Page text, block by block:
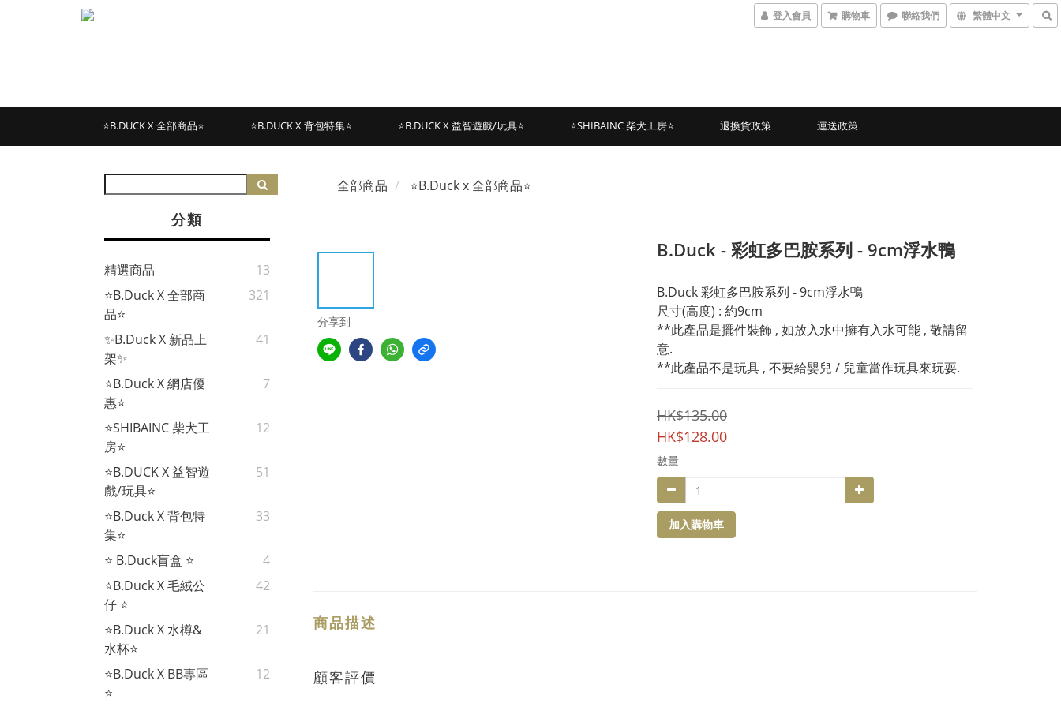
登入會員 購物車 聯絡我們 繁體中文
⭐B.DUCK X 全部商品⭐ ⭐B.DUCK X 背包特集⭐ ⭐B.DUCK X 益智遊戲/玩具⭐ ⭐SHIBAINC 柴犬工房⭐ 退換貨政策 運送政策
分類
精選商品
13
⭐B.Duck X 全部商
品⭐
321
✨B.Duck X 新品上
架✨
41
⭐B.Duck X 網店優
惠⭐
7
⭐SHIBAINC 柴犬工
房⭐
12
⭐B.DUCK X 益智遊
戲/玩具⭐
51
⭐B.Duck X 背包特
集⭐
33
⭐ B.Duck盲盒 ⭐
4
⭐B.Duck X 毛絨公
仔 ⭐
42
⭐B.Duck X 水樽&
水杯⭐
21
⭐B.Duck X BB專區
⭐
12
全部商品 ⭐B.Duck x 全部商品⭐
分享到
B.Duck - 彩虹多巴胺系列 - 9cm浮水鴨
B.Duck 彩虹多巴胺系列 - 9cm浮水鴨
尺寸(高度) : 約9cm
**此產品是擺件裝飾 , 如放入水中擁有入水可能 , 敬請留
意.
**此產品不是玩具 , 不要給嬰兒 / 兒童當作玩具來玩耍.
HK$135.00
HK$128.00
數量
加入購物車
商品描述
顧客評價